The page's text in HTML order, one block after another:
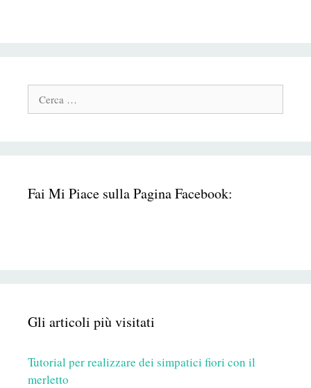
Fai Mi Piace sulla Pagina Facebook:
Gli articoli più visitati
Tutorial per realizzare dei simpatici fiori con il
merletto